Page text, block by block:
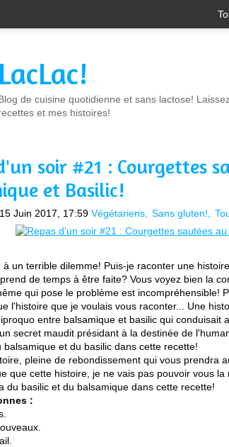
LacLac!
de cuisine quotidienne et sans lactose!
et mes histoires!
soir #21 : Courgettes
et Basilic!
15 Juin 2017, 17:59 Végétariens Sans gluten!
à un terrible dilemme! Puis-je raconter une
de temps à être faite? Vous voyez bien la
qui pose le problème est incompréhensible!
l'histoire que je voulais vous raconter... Une
entre balsamique et basilic qui conduisait
secret maudit présidant à la destinée de
balsamique et du basilic dans cette recette!
pleine de rebondissement qui vous prendra
que cette histoire, je ne vais pas pouvoir vous
du basilic et du balsamique dans cette recette!
: